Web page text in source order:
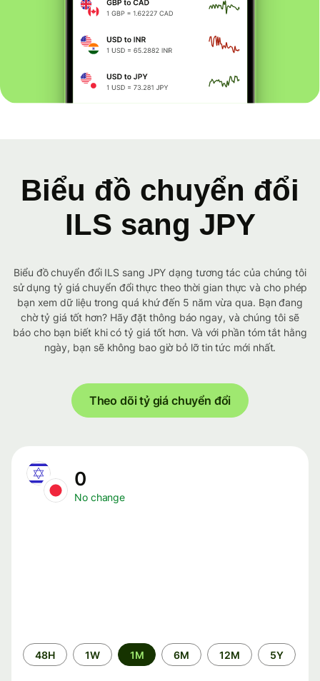
Biểu đồ chuyển đổi
ILS sang JPY
Biểu đồ chuyển đổi ILS sang JPY dạng tương tác của chúng tôi
sử dụng tỷ giá chuyển đổi thực theo thời gian thực và cho phép
bạn xem dữ liệu trong quá khứ đến 5 năm vừa qua. Bạn đang
chờ tỷ giá tốt hơn? Hãy đặt thông báo ngay, và chúng tôi sẽ
báo cho bạn biết khi có tỷ giá tốt hơn. Và với phần tóm tắt hằng
ngày, bạn sẽ không bao giờ bỏ lỡ tin tức mới nhất.
Theo dõi tỷ giá chuyển đổi
0
No change
Time
period
48H 1W 1M 6M 12M 5Y